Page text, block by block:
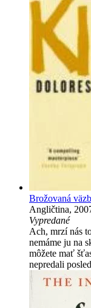
Brožovaná
Angličtina,
Vypredané
Ach, mrzí nás
nemáme ju na
môžete mať
nepredali